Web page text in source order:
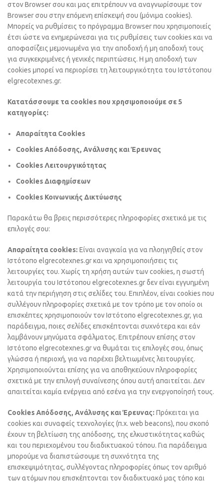
στον Browser σου και μας επιτρέπουν να αναγνωρίσουμε τον
Browser σου στην επόμενη επίσκεψή σου (μόνιμα cookies).
Μπορείς να ρυθμίσεις το πρόγραμμα Browser που χρησιμοποιείς
έτσι ώστε να ενημερώνεσαι για τις ρυθμίσεις των cookies και να
αποφασίζεις μεμονωμένα για την αποδοχή ή μη αποδοχή τους
για συγκεκριμένες ή γενικές περιπτώσεις. Η μη αποδοχή των
cookies μπορεί να περιορίσει τη λειτουργικότητα του Ιστότοπου
elgrecotexnes.gr.
Κατατάσσουμε τα cookies που χρησιμοποιούμε σε 5
κατηγορίες:
Απαραίτητα Cookies
Cookies Απόδοσης, Ανάλυσης και Έρευνας
Cookies Λειτουργικότητας
Cookies Διαφημίσεων
Cookies Κοινωνικής Δικτύωσης
Παρακάτω θα βρεις περισσότερες πληροφορίες σχετικά με τις
επιλογές σου:
Απαραίτητα cookies: Eίναι αναγκαία για να πλοηγηθείς στον
Ιστότοπο elgrecotexnes.gr και να χρησιμοποιήσεις τις
λειτουργίες του. Χωρίς τη χρήση αυτών των cookies, η σωστή
λειτουργία του Ιστότοπου elgrecotexnes.gr δεν είναι εγγυημένη
κατά την περιήγηση στις σελίδες του. Επιπλέον, είναι cookies που
συλλέγουν πληροφορίες σχετικά με τον τρόπο με τον οποίο οι
επισκέπτες χρησιμοποιούν τον Ιστότοπο elgrecotexnes.gr, για
παράδειγμα, ποιες σελίδες επισκέπτονται συχνότερα και εάν
λαμβάνουν μηνύματα σφάλματος. Επιτρέπουν επίσης στον
Ιστότοπο elgrecotexnes.gr να θυμάται τις επιλογές σου, όπως
γλώσσα ή περιοχή, για να παρέχει βελτιωμένες λειτουργίες.
Χρησιμοποιούνται επίσης για να αποθηκεύουν πληροφορίες
σχετικά με την επιλογή συναίνεσης όπου αυτή απαιτείται. Δεν
απαιτείται καμία ενέργεια από εσένα για την ενεργοποίησή τους.
Cookies Απόδοσης, Ανάλυσης και Έρευνας: Πρόκειται για
cookies και συναφείς τεχνολογίες (π.χ. web beacons), που σκοπό
έχουν τη βελτίωση της απόδοσης, της ελκυστικότητας καθώς
και του περιεχομένου του διαδικτυακού τόπου. Για παράδειγμα
μπορούμε να διαπιστώσουμε τη συχνότητα της
επισκεψιμότητας, συλλέγοντας πληροφορίες όπως τον αριθμό
των ατόμων που επισκέπτονται τον διαδικτυακό μας τόπο και